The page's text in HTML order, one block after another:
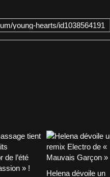
young-hearts/id1038564191
Helena dévoile un